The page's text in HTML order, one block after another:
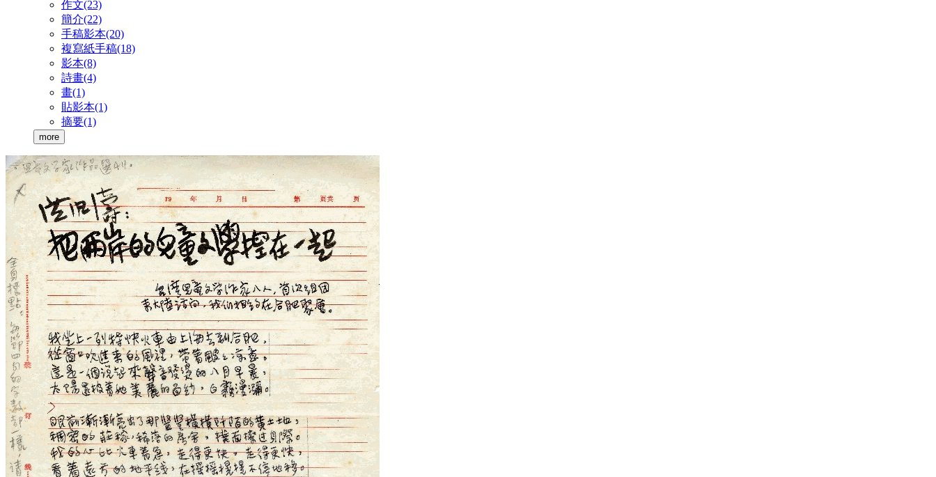
作文(23)
簡介(22)
手稿影本(20)
複寫紙手稿(18)
影本(8)
詩畫(4)
畫(1)
貼影本(1)
摘要(1)
more